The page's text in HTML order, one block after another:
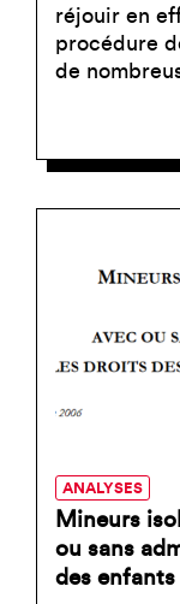
réjouir en
procédure
de
ANALYSES
Mineurs
ou sans
des